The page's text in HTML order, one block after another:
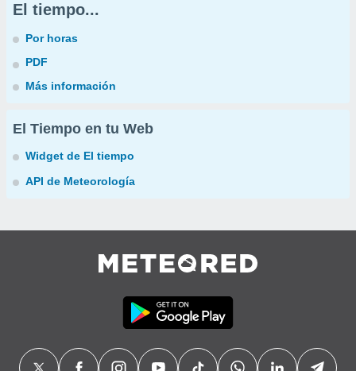
El tiempo...
Por horas
PDF
Más información
El Tiempo en tu Web
Widget de El tiempo
API de Meteorología